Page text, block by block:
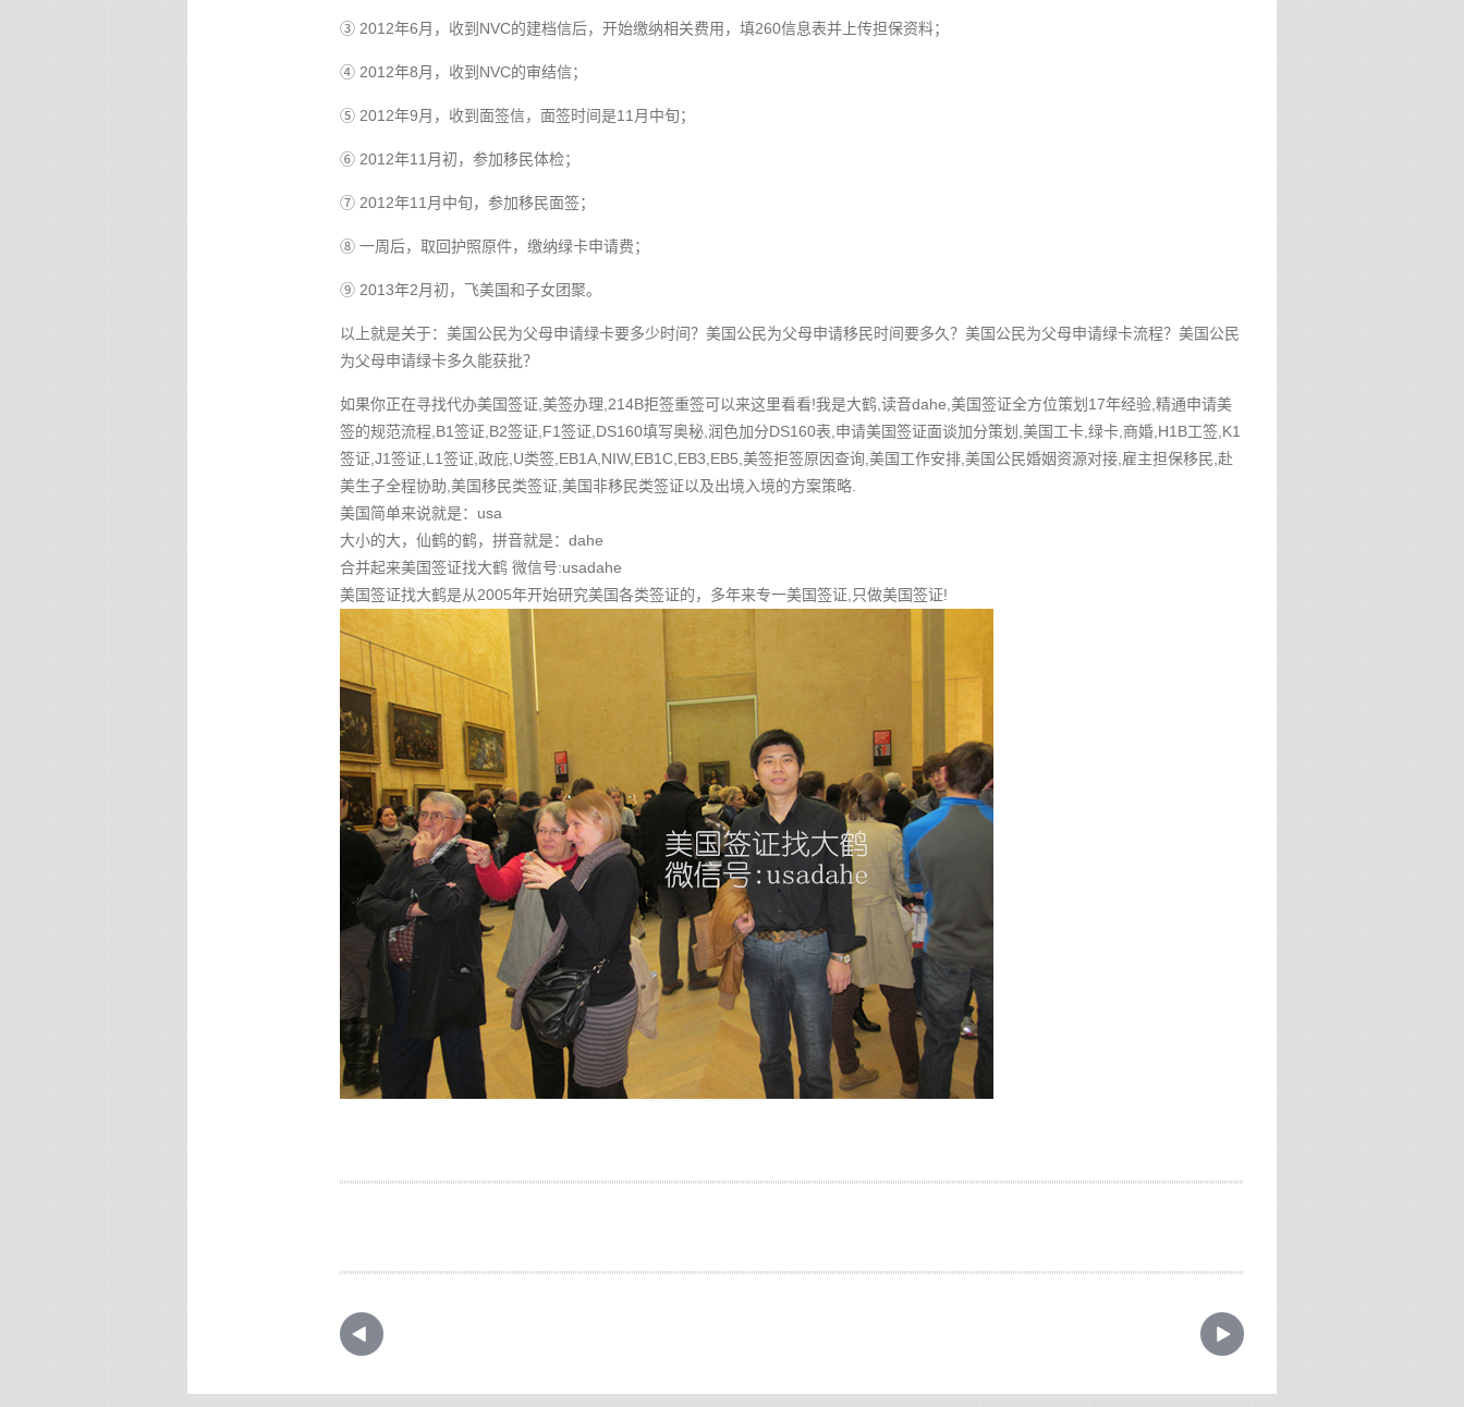
③ 2012年6月，收到NVC的建档信后，开始缴纳相关费用，填260信息表并上传担保资料；
④ 2012年8月，收到NVC的审结信；
⑤ 2012年9月，收到面签信，面签时间是11月中旬；
⑥ 2012年11月初，参加移民体检；
⑦ 2012年11月中旬，参加移民面签；
⑧ 一周后，取回护照原件，缴纳绿卡申请费；
⑨ 2013年2月初，飞美国和子女团聚。
以上就是关于：美国公民为父母申请绿卡要多少时间？美国公民为父母申请移民时间要多久？美国公民为父母申请绿卡流程？美国公民
为父母申请绿卡多久能获批？
如果你正在寻找代办美国签证,美签办理,214B拒签重签可以来这里看看!我是大鹤,读音dahe,美国签证全方位策划17年经验,精通申请美
签的规范流程,B1签证,B2签证,F1签证,DS160填写奥秘,润色加分DS160表,申请美国签证面谈加分策划,美国工卡,绿卡,商婚,H1B工签,K1
签证,J1签证,L1签证,政庇,U类签,EB1A,NIW,EB1C,EB3,EB5,美签拒签原因查询,美国工作安排,美国公民婚姻资源对接,雇主担保移民,赴
美生子全程协助,美国移民类签证,美国非移民类签证以及出境入境的方案策略.
美国简单来说就是：usa
大小的大，仙鹤的鹤，拼音就是：dahe
合并起来美国签证找大鹤 微信号:usadahe
美国签证找大鹤是从2005年开始研究美国各类签证的，多年来专一美国签证,只做美国签证!